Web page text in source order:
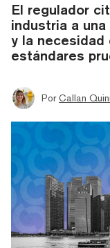
El regulador
industria a
y la necesidad
estándares
Por Callan